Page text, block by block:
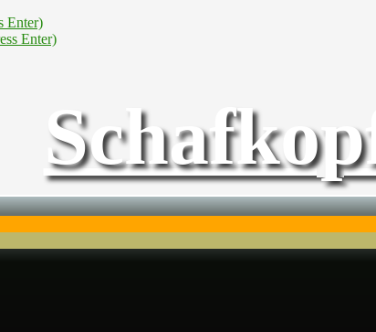
Enter)
Enter)